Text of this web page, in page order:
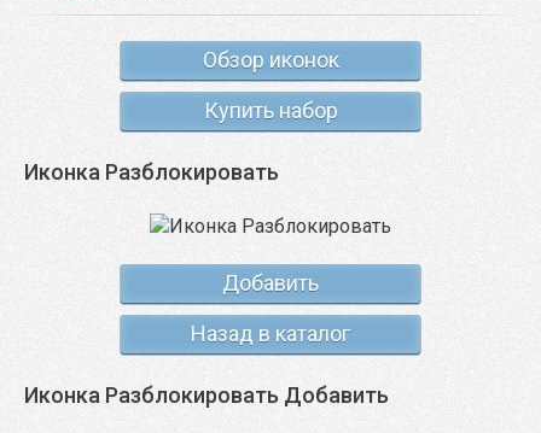
Обзор иконок
Купить набор
Иконка Разблокировать
Добавить
Назад в каталог
Иконка Разблокировать Добавить